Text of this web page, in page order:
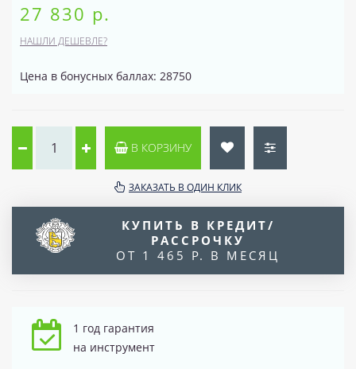
27 830 р.
НАШЛИ ДЕШЕВЛЕ?
Цена в бонусных баллах: 28750
В КОРЗИНУ
ЗАКАЗАТЬ В ОДИН КЛИК
КУПИТЬ В КРЕДИТ/
РАССРОЧКУ
ОТ 1 465 Р. В МЕСЯЦ
1 год гарантия
на инструмент